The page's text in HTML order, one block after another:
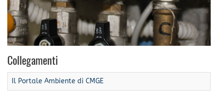
Collegamenti
Il Portale Ambiente di CMGE